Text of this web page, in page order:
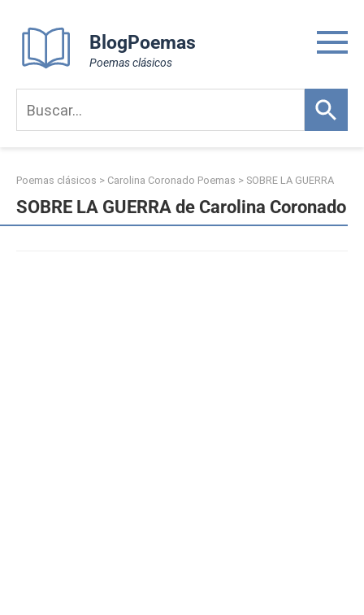
content
BlogPoemas
Poemas clásicos
Poemas clásicos > Carolina Coronado Poemas > SOBRE LA GUERRA
SOBRE LA GUERRA de Carolina Coronado